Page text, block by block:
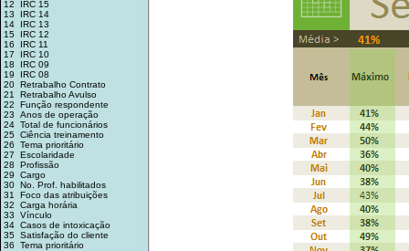
12 IRC 15
13 IRC 14
14 IRC 13
15 IRC 12
16 IRC 11
17 IRC 10
18 IRC 09
19 IRC 08
20 Retrabalho Contrato
21 Retrabalho Avulso
22 Função respondente
23 Anos de operação
24 Total de funcionários
25 Ciência treinamento
26 Tema prioritário
27 Escolaridade
28 Profissão
29 Cargo
30 No. Prof. habilitados
31 Foco das atribuições
32 Carga horária
33 Vínculo
34 Casos de intoxicação
35 Satisfação do cliente
36 Tema prioritário